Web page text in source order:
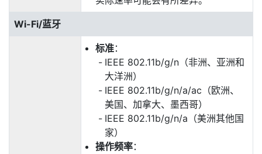
Wi-Fi/蓝牙
标准：
IEEE 802.11b/g/n（非洲、亚洲和
大洋洲）
IEEE 802.11b/g/n/a/ac（欧洲、
美国、加拿大、墨西哥）
IEEE 802.11b/g/n/a（美洲其他国
家）
操作频率：